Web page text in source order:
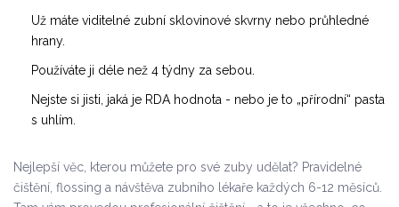
Už máte viditelné zubní sklovinové skvrny nebo průhledné
hrany.
Používáte ji déle než 4 týdny za sebou.
Nejste si jisti, jaká je RDA hodnota - nebo je to „přírodní“ pasta
s uhlím.
Nejlepší věc, kterou můžete pro své zuby udělat? Pravidelné
čištění, flossing a návštěva zubního lékaře každých 6-12 měsíců.